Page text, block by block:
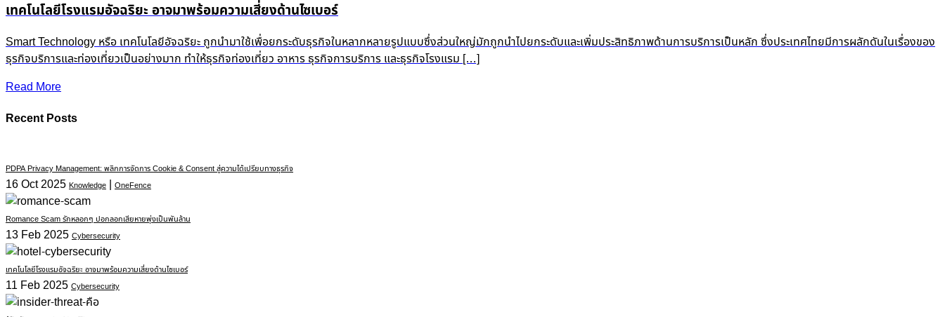
เทคโนโลยีโรงแรมอัจฉริยะ อาจมาพร้อมความเสี่ยงด้านไซเบอร์
Smart Technology หรือ เทคโนโลยีอัจฉริยะ ถูกนำมาใช้เพื่อยกระดับธุรกิจในหลากหลายรูปแบบซึ่งส่วนใหญ่มักถูกนำไปยกระดับและเพิ่มประสิทธิภาพด้านการบริการเป็นหลัก ซึ่งประเทศไทยมีการผลักดันในเรื่องของ
ธุรกิจบริการและท่องเที่ยวเป็นอย่างมาก ทำให้ธุรกิจท่องเที่ยว อาหาร ธุรกิจการบริการ และธุรกิจโรงแรม […]
Read More
Recent Posts
PDPA Privacy Management: พลิกการจัดการ Cookie & Consent สู่ความได้เปรียบทางธุรกิจ
16 Oct 2025 Knowledge | OneFence
Romance Scam รักหลอกๆ ปอกลอกเสียหายพุ่งเป็นพันล้าน
13 Feb 2025 Cybersecurity
เทคโนโลยีโรงแรมอัจฉริยะ อาจมาพร้อมความเสี่ยงด้านไซเบอร์
11 Feb 2025 Cybersecurity